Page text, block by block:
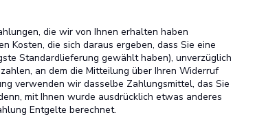
die wir von Ihnen erhalten haben
Kosten, die sich daraus ergeben, dass Sie eine
Standardlieferung gewählt haben), unverzüglich
an dem die Mitteilung über Ihren Widerruf
verwenden wir dasselbe Zahlungsmittel, das Sie
mit Ihnen wurde ausdrücklich etwas anderes
Entgelte berechnet.